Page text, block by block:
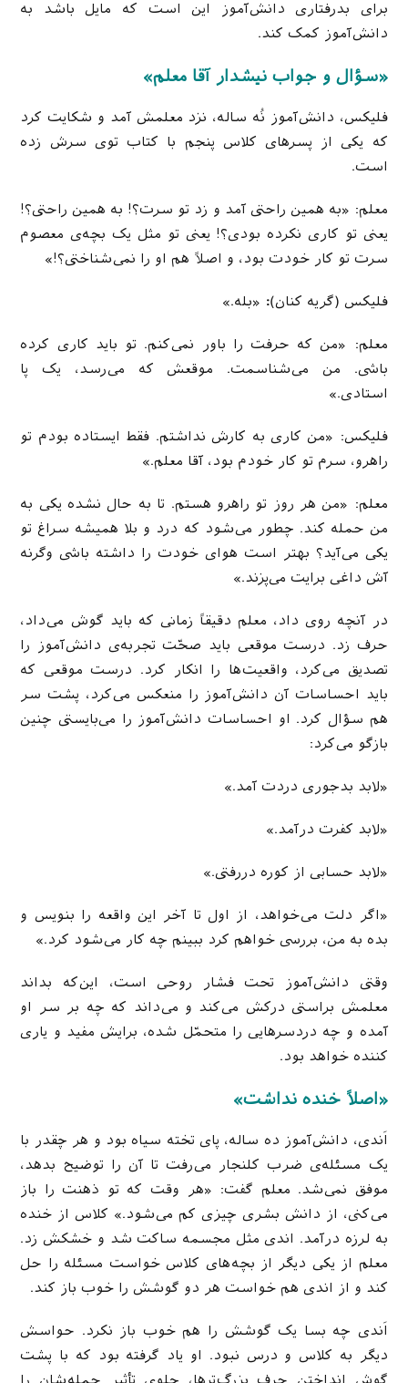
برای بدرفتاری دانش‌آموز این است که مایل باشد به
دانش‌آموز کمک کند.
«سؤال و جواب نیشدار آقا معلم»
فلیکس، دانش‌آموز نُه ساله، نزد معلمش آمد و شکایت کرد
که یکی از پسرهای کلاس پنجم با کتاب توی سرش زده
است.
معلم: «به همین راحتی آمد و زد تو سرت؟! به همین راحتی؟!
یعنی تو کاری نکرده بودی؟! یعنی تو مثل یک بچه‌ی معصوم
سرت تو کار خودت بود، و اصلاً هم او را نمی‌شناختی؟!»
فلیکس (گریه کنان): «بله.»
معلم: «من که حرفت را باور نمی‌کنم. تو باید کاری کرده
باشی. من می‌شناسمت. موقعش که می‌رسد، یک پا
استادی.»
فلیکس: «من کاری به کارش نداشتم. فقط ایستاده بودم تو
راهرو، سرم تو کار خودم بود، آقا معلم.»
معلم: «من هر روز تو راهرو هستم. تا به حال نشده یکی به
من حمله کند. چطور می‌شود که درد و بلا همیشه سراغ تو
یکی می‌آید؟ بهتر است هوای خودت را داشته باشی وگرنه
آش داغی برایت می‌پزند.»
در آنچه روی داد، معلم دقیقاً زمانی که باید گوش می‌داد،
حرف زد. درست موقعی باید صحّت تجربه‌ی دانش‌آموز را
تصدیق می‌کرد، واقعیت‌ها را انکار کرد. درست موقعی که
باید احساسات آن دانش‌آموز را منعکس می‌کرد، پشت سر
هم سؤال کرد. او احساسات دانش‌آموز را می‌بایستی چنین
بازگو می‌کرد:
«لابد بدجوری دردت آمد.»
«لابد کفرت درآمد.»
«لابد حسابی از کوره دررفتی.»
«اگر دلت می‌خواهد، از اول تا آخر این واقعه را بنویس و
بده به من، بررسی خواهم کرد ببینم چه کار می‌شود کرد.»
وقتی دانش‌آموز تحت فشار روحی است، این‌که بداند
معلمش براستی درکش می‌کند و می‌داند که چه بر سر او
آمده و چه دردسرهایی را متحمّل شده، برایش مفید و یاری
کننده خواهد بود.
«اصلاً خنده نداشت»
اَندی، دانش‌آموز ده ساله، پای تخته سیاه بود و هر چقدر با
یک مسئله‌ی ضرب کلنجار می‌رفت تا آن را توضیح بدهد،
موفق نمی‌شد. معلم گفت: «هر وقت که تو ذهنت را باز
می‌کنی، از دانش بشری چیزی کم می‌شود.» کلاس از خنده
به لرزه درآمد. اندی مثل مجسمه ساکت شد و خشکش زد.
معلم از یکی دیگر از بچه‌های کلاس خواست مسئله را حل
کند و از اندی هم خواست هر دو گوشش را خوب باز کند.
اَندی چه بسا یک گوشش را هم خوب باز نکرد. حواسش
دیگر به کلاس و درس نبود. او یاد گرفته بود که با پشت